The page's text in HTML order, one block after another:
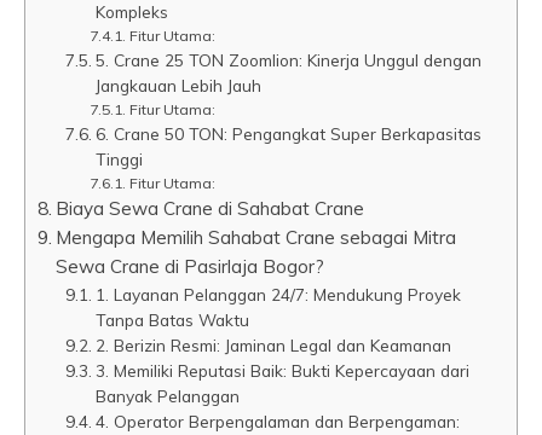
Kompleks
Fitur Utama:
5. Crane 25 TON Zoomlion: Kinerja Unggul dengan
Jangkauan Lebih Jauh
Fitur Utama:
6. Crane 50 TON: Pengangkat Super Berkapasitas
Tinggi
Fitur Utama:
Biaya Sewa Crane di Sahabat Crane
Mengapa Memilih Sahabat Crane sebagai Mitra
Sewa Crane di Pasirlaja Bogor?
1. Layanan Pelanggan 24/7: Mendukung Proyek
Tanpa Batas Waktu
2. Berizin Resmi: Jaminan Legal dan Keamanan
3. Memiliki Reputasi Baik: Bukti Kepercayaan dari
Banyak Pelanggan
4. Operator Berpengalaman dan Berpengaman: